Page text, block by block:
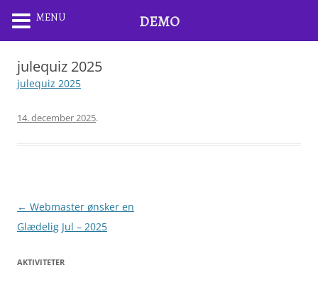
julequiz 2025
julequiz 2025
14. december 2025.
Artikel
navigation
← Webmaster ønsker en
Glædelig Jul – 2025
AKTIVITETER
MENU DEMO